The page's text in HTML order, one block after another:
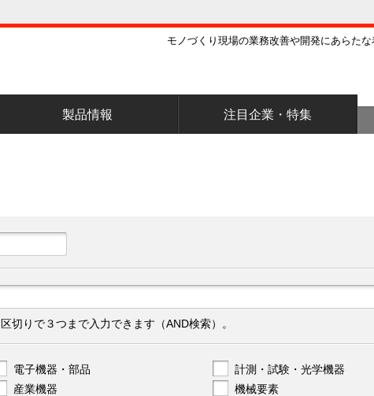
モノづくり現場の業務改善や開発にあらた
製品情報 注目企業・特集
切りで３つまで入力できます（AND検索）。
電子機器・部品
計測・試験・光学機器
産業機器
機械要素